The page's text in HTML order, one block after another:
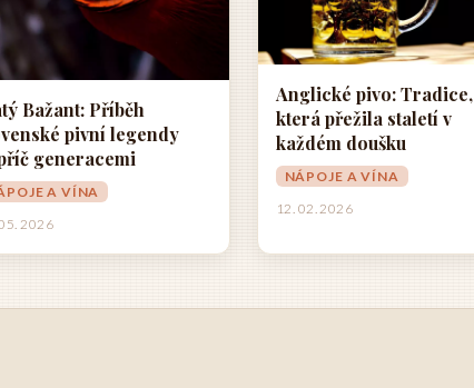
Bažant: Příběh
pivní legendy
generacemi
A VÍNA
2026
Anglické pivo: Tradice,
která přežila staletí v
každém doušku
NÁPOJE A VÍNA
12. 02. 2026